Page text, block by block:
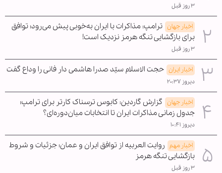
۳ روز قبل
اخبار جهان ترامپ: مذاکرات با ایران به‌خوبی پیش می‌رود؛ توافق
برای بازگشایی تنگه هرمز نزدیک است!
۳ روز قبل
اخبار ایران حجت الاسلام سیّد صدرا هاشمی دار فانی را وداع گفت
دیروز ۲۰:۳۷
اخبار جهان گزارش گاردین: کابوس ترسناک کارتر برای ترامپ؛
جدول زمانی مذاکرات ایران تا انتخابات میان‌دوره‌ای؟
دیروز ۱۰:۴۱
اخبار مهم روایت العربیه از توافق ایران و عمان؛ جزئیات و شروط
بازگشایی تنگه هرمز
۳ روز قبل